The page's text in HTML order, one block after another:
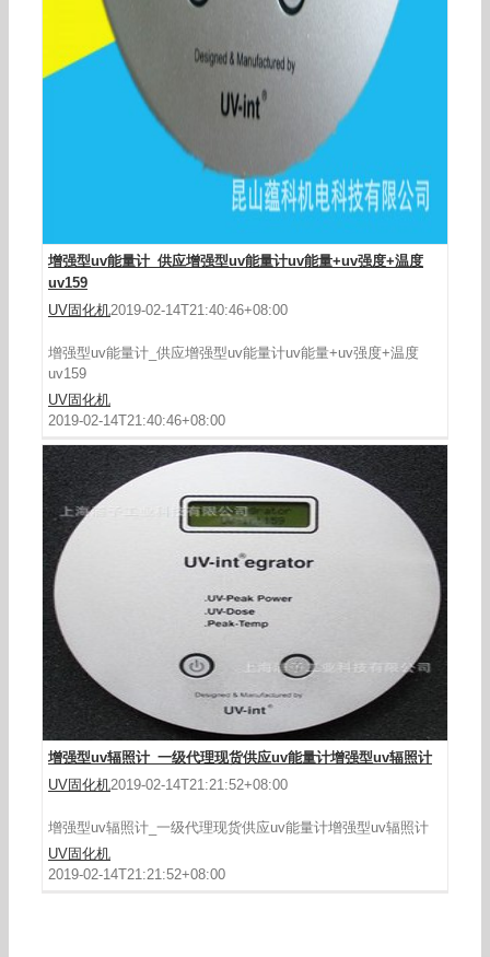
增强型uv能量计_供应增强型uv能量计uv能量+uv强度+温度
uv159
UV固化机2019-02-14T21:40:46+08:00
增强型uv能量计_供应增强型uv能量计uv能量+uv强度+温度
uv159
UV固化机
2019-02-14T21:40:46+08:00
增强型uv辐照计_一级代理现货供应uv能量计增强
增强型uv辐照计_一级代理现货供应uv能量计增强型uv辐照计
UV固化机2019-02-14T21:21:52+08:00
增强型uv辐照计_一级代理现货供应uv能量计增强型uv辐照计
UV固化机
2019-02-14T21:21:52+08:00